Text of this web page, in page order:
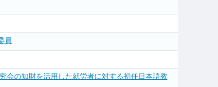
員
会の知財を活用した就労者に対する初任日本語教